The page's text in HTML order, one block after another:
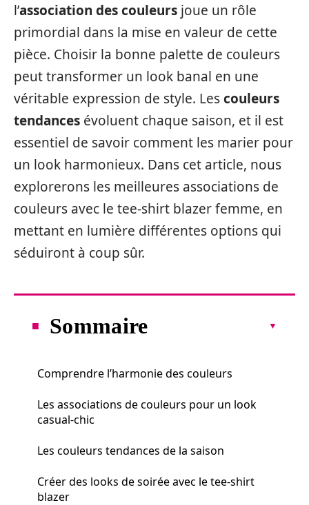
l’association des couleurs joue un rôle
primordial dans la mise en valeur de cette
pièce. Choisir la bonne palette de couleurs
peut transformer un look banal en une
véritable expression de style. Lescouleurs
tendances évoluent chaque saison, et il est
essentiel de savoir comment les marier pour
un look harmonieux. Dans cet article, nous
explorerons les meilleures associations de
couleurs avec le tee-shirt blazer femme, en
mettant en lumière différentes options qui
séduiront à coup sûr.
Sommaire
Comprendre l’harmonie des couleurs
Les associations de couleurs pour un look
casual-chic
Les couleurs tendances de la saison
Créer des looks de soirée avec le tee-shirt
blazer